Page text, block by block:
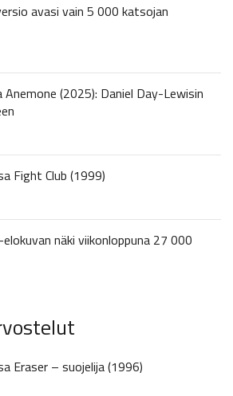
avasi vain 5 000 katsojan
(2025): Daniel Day-Lewisin
Fight Club (1999)
näki viikonloppuna 27 000
Eraser – suojelija (1996)